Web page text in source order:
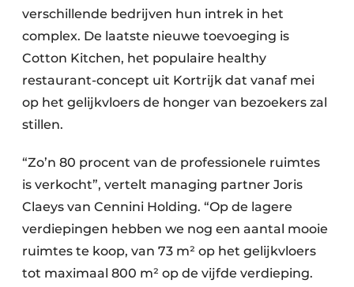
verschillende bedrijven hun intrek in het
complex. De laatste nieuwe toevoeging is
Cotton Kitchen, het populaire healthy
restaurant-concept uit Kortrijk dat vanaf mei
op het gelijkvloers de honger van bezoekers zal
stillen.
“Zo’n 80 procent van de professionele ruimtes
is verkocht”, vertelt managing partner Joris
Claeys van Cennini Holding. “Op de lagere
verdiepingen hebben we nog een aantal mooie
ruimtes te koop, van 73 m² op het gelijkvloers
tot maximaal 800 m² op de vijfde verdieping.